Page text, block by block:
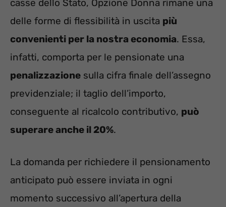
casse dello Stato, Opzione Donna rimane una
delle forme di flessibilità in uscita più
convenienti per la nostra economia. Essa,
infatti, comporta per le pensionate una
penalizzazione sulla cifra finale dell’assegno
previdenziale; il taglio dell’importo,
conseguente al ricalcolo contributivo, può
superare anche il 20%.
La domanda per richiedere il pensionamento
anticipato può essere inviata in ogni
momento successivo all’apertura della